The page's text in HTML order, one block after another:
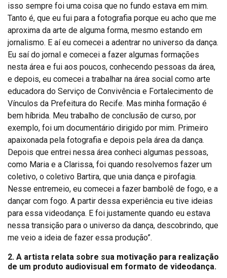
isso sempre foi uma coisa que no fundo estava em mim.
Tanto é, que eu fui para a fotografia porque eu acho que me
aproxima da arte de alguma forma, mesmo estando em
jornalismo. E aí eu comecei a adentrar no universo da dança.
Eu saí do jornal e comecei a fazer algumas formações
nesta área e fui aos poucos, conhecendo pessoas da área,
e depois, eu comecei a trabalhar na área social como arte
educadora do Serviço de Convivência e Fortalecimento de
Vínculos da Prefeitura do Recife. Mas minha formação é
bem híbrida. Meu trabalho de conclusão de curso, por
exemplo, foi um documentário dirigido por mim. Primeiro
apaixonada pela fotografia e depois pela área da dança.
Depois que entrei nessa área conheci algumas pessoas,
como Maria e a Clarissa, foi quando resolvemos fazer um
coletivo, o coletivo Bartira, que unia dança e pirofagia.
Nesse entremeio, eu comecei a fazer bambolê de fogo, e a
dançar com fogo. A partir dessa experiência eu tive ideias
para essa videodança. E foi justamente quando eu estava
nessa transição para o universo da dança, descobrindo, que
me veio a ideia de fazer essa produção”.
2. A artista relata sobre sua motivação para realização
de um produto audiovisual em formato de videodança.